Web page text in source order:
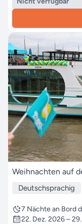
Weihnachten auf
Deutschsprachig
7 Nächte an Bord
22. Dez. 2026 –